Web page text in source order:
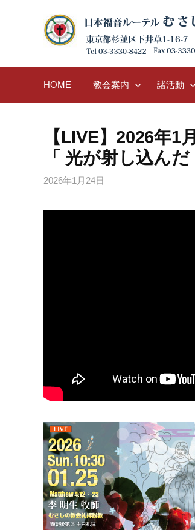
HOME 教会案内 諸活動
【LIVE】2026年
「 光が射し込ん
2026年1月24日